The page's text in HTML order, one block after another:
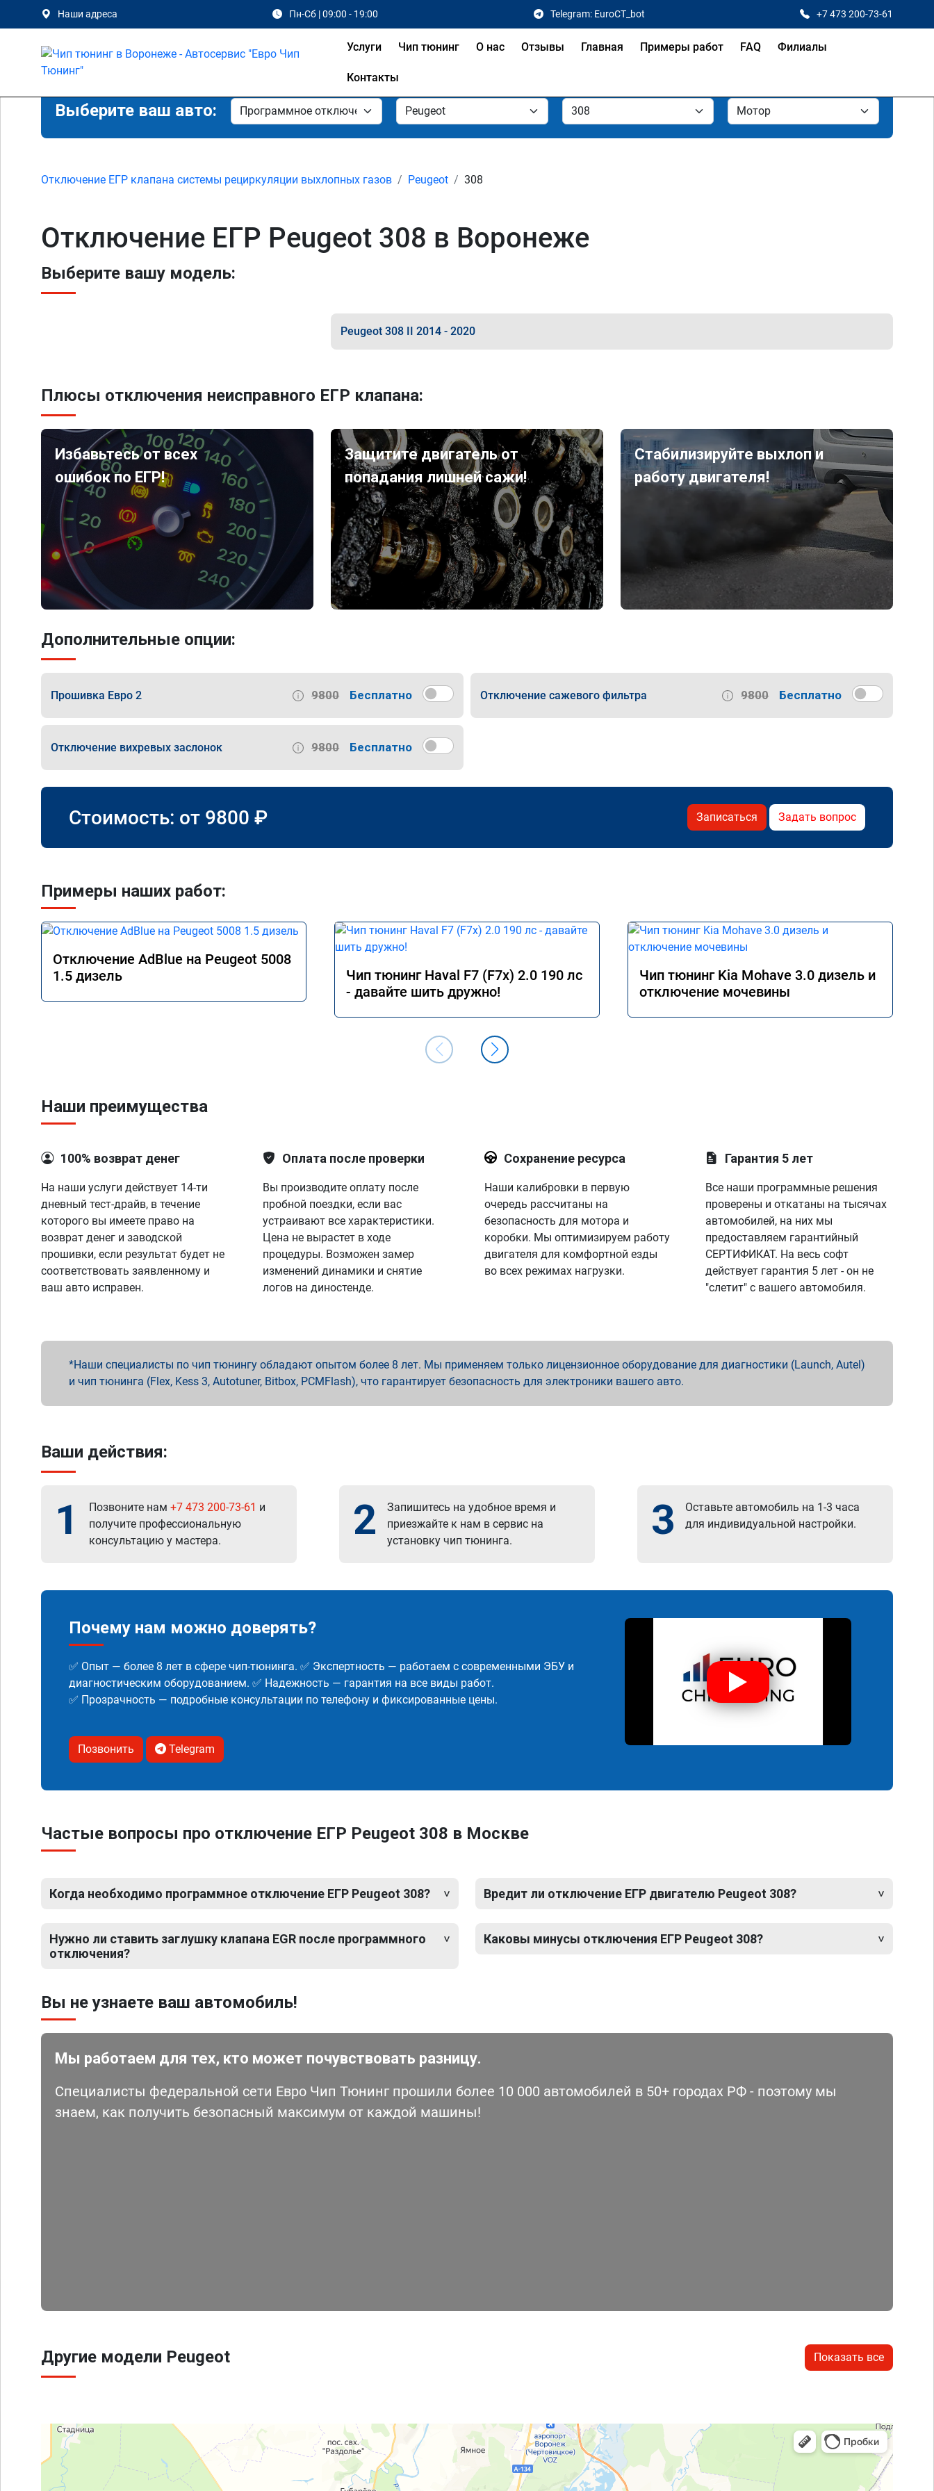
Наши адреса Пн-Сб | 09:00 - 19:00 Telegram: EuroCT_bot +7 473 200-73-61
Услуги Чип тюнинг О нас Отзывы Главная Примеры работ FAQ Филиалы
Контакты
Выберите ваш авто:
Отключение ЕГР клапана системы рециркуляции выхлопных газов Peugeot 308
Отключение ЕГР Peugeot 308 в Воронеже
Выберите вашу модель:
Peugeot 308 II 2014 - 2020
Плюсы отключения неисправного ЕГР клапана:
Избавьтесь от всех
ошибок по ЕГР!
Защитите двигатель от
попадания лишней сажи!
Стабилизируйте выхлоп и
работу двигателя!
Дополнительные опции:
Прошивка Евро 2 9800 Бесплатно Отключение сажевого фильтра 9800 Бесплатно
Отключение вихревых заслонок 9800 Бесплатно
Стоимость: от 9800 ₽ Записаться Задать вопрос
Примеры наших работ:
Отключение AdBlue на Peugeot 5008
1.5 дизель
Чип тюнинг Haval F7 (F7x) 2.0 190 лс
- давайте шить дружно!
Чип тюнинг Kia Mohave 3.0 дизель и
отключение мочевины
Наши преимущества
100% возврат денег
На наши услуги действует 14-ти
дневный тест-драйв, в течение
которого вы имеете право на
возврат денег и заводской
прошивки, если результат будет не
соответствовать заявленному и
ваш авто исправен.
Оплата после проверки
Вы производите оплату после
пробной поездки, если вас
устраивают все характеристики.
Цена не вырастет в ходе
процедуры. Возможен замер
изменений динамики и снятие
логов на диностенде.
Сохранение ресурса
Наши калибровки в первую
очередь рассчитаны на
безопасность для мотора и
коробки. Мы оптимизируем работу
двигателя для комфортной езды
во всех режимах нагрузки.
Гарантия 5 лет
Все наши программные решения
проверены и откатаны на тысячах
автомобилей, на них мы
предоставляем гарантийный
СЕРТИФИКАТ. На весь софт
действует гарантия 5 лет - он не
"слетит" с вашего автомобиля.
Наши специалисты по чип тюнингу обладают опытом более 8 лет. Мы применяем только лицензионное оборудование для диагностики (Launch, Autel)
и чип тюнинга (Flex, Kess 3, Autotuner, Bitbox, PCMFlash), что гарантирует безопасность для электроники вашего авто.
Ваши действия:
1 Позвоните нам +7 473 200-73-61 и
получите профессиональную
консультацию у мастера.
2
Запишитесь на удобное время и
приезжайте к нам в сервис на
установку чип тюнинга.
3
Оставьте автомобиль на 1-3 часа
для индивидуальной настройки.
Почему нам можно доверять?
✅ Опыт — более 8 лет в сфере чип-тюнинга. ✅ Экспертность — работаем с современными ЭБУ и
диагностическим оборудованием. ✅ Надежность — гарантия на все виды работ.
✅ Прозрачность — подробные консультации по телефону и фиксированные цены.
Позвонить Telegram
Частые вопросы про отключение ЕГР Peugeot 308 в Москве
Когда необходимо программное отключение ЕГР Peugeot 308?
Нужно ли ставить заглушку клапана EGR после программного
отключения?
Вредит ли отключение ЕГР двигателю Peugeot 308?
Каковы минусы отключения ЕГР Peugeot 308?
Вы не узнаете ваш автомобиль!
Мы работаем для тех, кто может почувствовать разницу.
Специалисты федеральной сети Евро Чип Тюнинг прошили более 10 000 автомобилей в 50+ городах РФ - поэтому мы
знаем, как получить безопасный максимум от каждой машины!
Другие модели Peugeot Показать все